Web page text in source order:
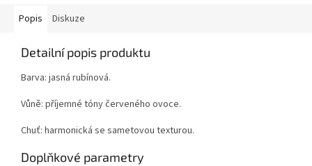
Popis Diskuze
Detailní popis produktu
Barva: jasná rubínová.
Vůně: příjemné tóny červeného ovoce.
Chuť: harmonická se sametovou texturou.
Doplňkové parametry